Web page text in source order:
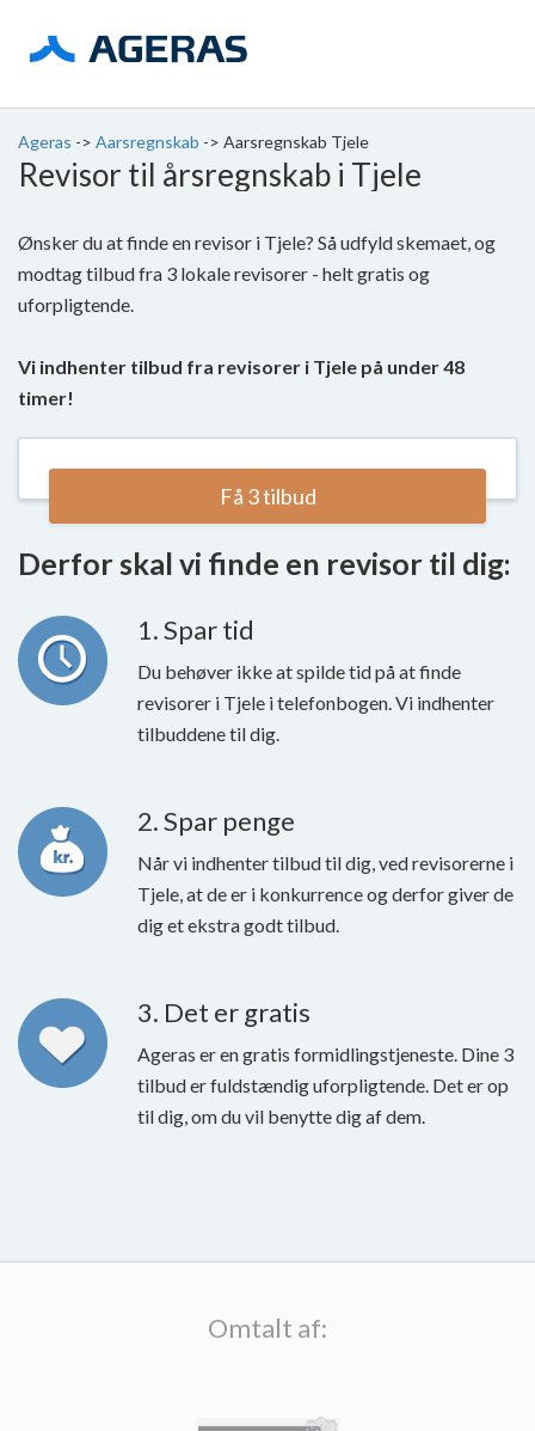
Ageras -> Aarsregnskab -> Aarsregnskab Tjele
Revisor til årsregnskab i Tjele
Ønsker du at finde en revisor i Tjele? Så udfyld skemaet, og
modtag tilbud fra 3 lokale revisorer - helt gratis og
uforpligtende.
Vi indhenter tilbud fra revisorer i Tjele på under 48
timer!
Få 3 tilbud
Derfor skal vi finde en revisor til dig:
1. Spar tid
Du behøver ikke at spilde tid på at finde
revisorer i Tjele i telefonbogen. Vi indhenter
tilbuddene til dig.
2. Spar penge
Når vi indhenter tilbud til dig, ved revisorerne i
Tjele, at de er i konkurrence og derfor giver de
dig et ekstra godt tilbud.
3. Det er gratis
Ageras er en gratis formidlingstjeneste. Dine 3
tilbud er fuldstændig uforpligtende. Det er op
til dig, om du vil benytte dig af dem.
Omtalt af: